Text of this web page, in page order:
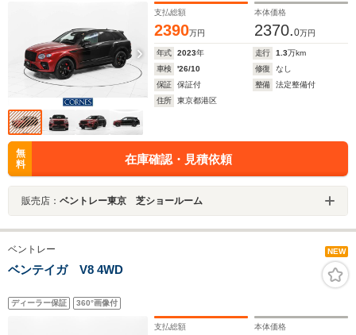
支払総額
2390万円
本体価格
2370.0万円
年式 2023年 走行 1.3万km
車検
'26/10 修復
なし
保証
保証付 整備
法定整備付
住所
東京都港区
無
料
在庫確認・見積依頼
販売店： ベントレー東京 芝ショールーム
ベントレー NEW
ベンテイガ V8 4WD
ディーラー保証 360°画像付
支払総額 本体価格